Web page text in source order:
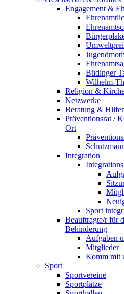
Engagement &
Büdinger
Wilhelm-
Religion &
Netzwerke
Beratung &
Präventionsrat /
Ort
Integration
Sport
Beauftragte/r für
Behinderung
Aufgaben
Mitglieder
Komm mit
Sport
Sportvereine
Sportplätze